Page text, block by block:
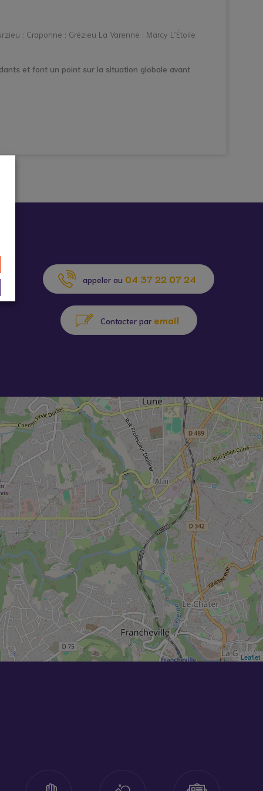
; Craponne ; Grézieu La Varenne ; Marcy L’Étoile
et font un point sur la situation globale avant
appeler au 04 37 22 07 24
Contacter par email
Leaflet